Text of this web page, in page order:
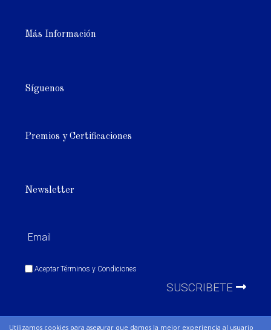
Utilizamos cookies para asegurar que damos la mejor experiencia al usuario
Más Información
Síguenos
Premios y Certificaciones
Newsletter
AceptarTérminos y Condiciones
SUSCRIBETE